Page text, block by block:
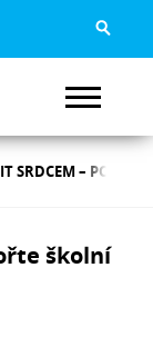
SRDCEM –
školní